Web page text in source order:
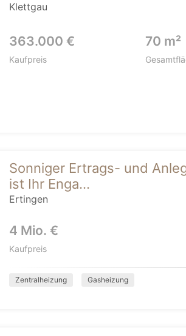
Klettgau
363.000 €
Kaufpreis
70 m²
Sonniger Ertrags- und
ist Ihr Enga...
Ertingen
4 Mio. €
Kaufpreis
Zentralheizung Gasheizung